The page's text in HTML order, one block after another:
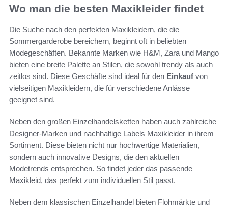
Wo man die besten Maxikleider findet
Die Suche nach den perfekten Maxikleidern, die die
Sommergarderobe bereichern, beginnt oft in beliebten
Modegeschäften. Bekannte Marken wie H&M, Zara und Mango
bieten eine breite Palette an Stilen, die sowohl trendy als auch
zeitlos sind. Diese Geschäfte sind ideal für den Einkauf von
vielseitigen Maxikleidern, die für verschiedene Anlässe
geeignet sind.
Neben den großen Einzelhandelsketten haben auch zahlreiche
Designer-Marken und nachhaltige Labels Maxikleider in ihrem
Sortiment. Diese bieten nicht nur hochwertige Materialien,
sondern auch innovative Designs, die den aktuellen
Modetrends entsprechen. So findet jeder das passende
Maxikleid, das perfekt zum individuellen Stil passt.
Neben dem klassischen Einzelhandel bieten Flohmärkte und